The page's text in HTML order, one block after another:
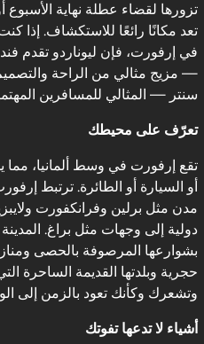
تزورها لقضاء عطلة نهاية
تعد مكانًا رائعًا للاستكشاف. إذا
— مزيج مثالي من الراحة
سنتر — المثالي للمسافرين
تعرّف على محيطك
تقع إرفورت في وسط ألمانيا، مما
أو السيارة أو الطائرة. ترتبط
مدن مثل برلين وفرانكفورت
دولية إلى وجهات مثل براغ.
بشوارعها المرصوفة بالحصى
حجرية وبلدتها القديمة الساحرة
وتشعرك وكأنك تعود بالزمن إلى
أشياء لا تدعها تفوتك